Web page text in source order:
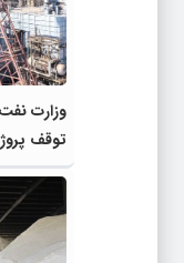
وزارت
توقف
واقعیت